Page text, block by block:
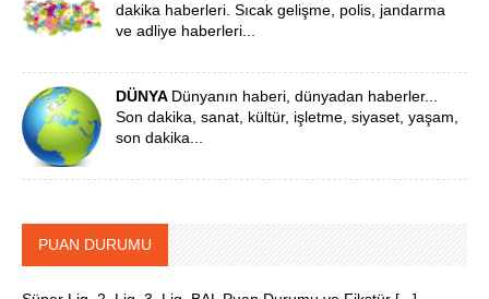
dakika haberleri. Sıcak gelişme, polis, jandarma
ve adliye haberleri...
DÜNYA Dünyanın haberi, dünyadan haberler...
Son dakika, sanat, kültür, işletme, siyaset, yaşam,
son dakika...
PUAN DURUMU